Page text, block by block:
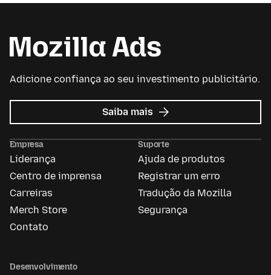
Adicione confiança ao seu investimento publicitário.
Saiba mais sobre
Mozilla
Empresa
Liderança
Centro de imprensa
Carreiras
Merch Store
Contato
Suporte
Ajuda de produtos
Registrar um erro
Tradução da Mozilla
Segurança
Desenvolvimento